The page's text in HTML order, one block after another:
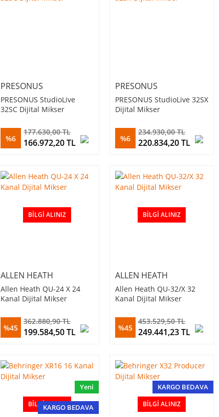
PRESONUS
PRESONUS StudioLive
32SC Dijital Mikser
%6
177.630,00 TL
166.972,20 TL
PRESONUS
PRESONUS StudioLive 32SX
Dijital Mikser
%6
234.930,00 TL
220.834,20 TL
BILGI ALINIZ
ALLEN HEATH
Allen Heath QU-24 X 24
Kanal Dijital Mikser
%45
362.880,90 TL
199.584,50 TL
BILGI ALINIZ
ALLEN HEATH
Allen Heath QU-32/X 32
Kanal Dijital Mikser
%45
453.529,50 TL
249.441,23 TL
Yeni
KARGO BEDAVA
BILGI ALINIZ
KARGO BEDAVA
BILGI ALINIZ